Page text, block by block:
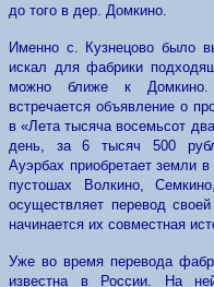
до того в дер. Домкино.
Именно с. Кузнецово было
искал для фабрики
можно ближе к Домкино.
встречается объявление о
в «Лета тысяча восемьсот
день, за 6 тысяч 500
Ауэрбах приобретает земли
пустошах Волкино,
осуществляет перевод
начинается их совместная
Уже во время перевода
известна в России. На